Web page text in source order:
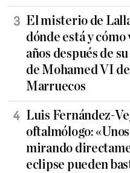
El misterio de
dónde está y cómo
años después de
de Mohamed VI de
Marruecos
Luis Fernández-
oftalmólogo:
mirando
eclipse pueden